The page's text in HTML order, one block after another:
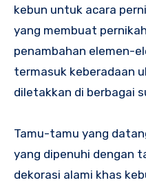
kebun untuk acara
yang membuat
penambahan elemen-
termasuk keberadaan
diletakkan di berbagai
Tamu-tamu yang
yang dipenuhi dengan
dekorasi alami khas